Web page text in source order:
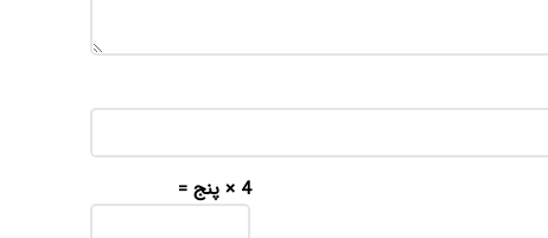
4 × پنج =